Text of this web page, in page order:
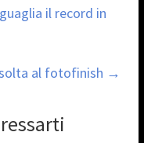
il record in
al fotofinish →